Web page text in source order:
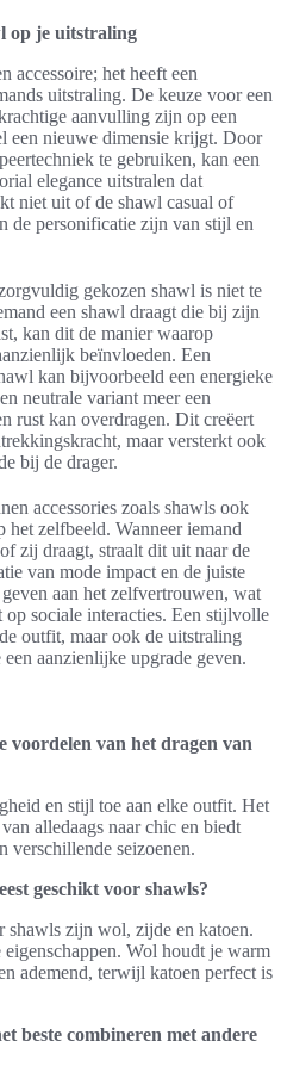
op je uitstraling
accessoire; het heeft een
uitstraling. De keuze voor een
aanvulling zijn op een
een nieuwe dimensie krijgt. Door
te gebruiken, kan een
elegance uitstralen dat
niet uit of de shawl casual of
de personificatie zijn van stijl en
gekozen shawl is niet te
een shawl draagt die bij zijn
kan dit de manier waarop
beïnvloeden. Een
kan bijvoorbeeld een energieke
neutrale variant meer een
rust kan overdragen. Dit creëert
maar versterkt ook
bij de drager.
accessories zoals shawls ook
het zelfbeeld. Wanneer iemand
zij draagt, straalt dit uit naar de
van mode impact en de juiste
aan het zelfvertrouwen, wat
sociale interacties. Een stijlvolle
outfit, maar ook de uitstraling
aanzienlijke upgrade geven.
voordelen van het dragen van
en stijl toe aan elke outfit. Het
alledaags naar chic en biedt
verschillende seizoenen.
geschikt voor shawls?
shawls zijn wol, zijde en katoen.
Wol houdt je warm
ademend, terwijl katoen perfect is
beste combineren met andere